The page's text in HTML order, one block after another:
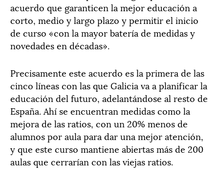
acuerdo que garanticen la mejor educación a
corto, medio y largo plazo y permitir el inicio
de curso «con la mayor batería de medidas y
novedades en décadas».
Precisamente este acuerdo es la primera de las
cinco líneas con las que Galicia va a planificar la
educación del futuro, adelantándose al resto de
España. Ahí se encuentran medidas como la
mejora de las ratios, con un 20% menos de
alumnos por aula para dar una mejor atención,
y que este curso mantiene abiertas más de 200
aulas que cerrarían con las viejas ratios.